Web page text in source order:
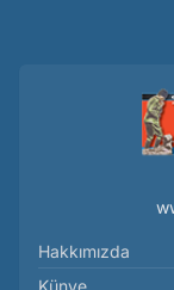
Hakkımızda
Künye